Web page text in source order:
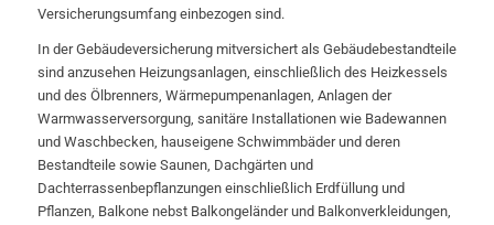
Versicherungsumfang einbezogen sind.
In der Gebäudeversicherung mitversichert als Gebäudebestandteile
sind anzusehen Heizungsanlagen, einschließlich des Heizkessels
und des Ölbrenners, Wärmepumpenanlagen, Anlagen der
Warmwasserversorgung, sanitäre Installationen wie Badewannen
und Waschbecken, hauseigene Schwimmbäder und deren
Bestandteile sowie Saunen, Dachgärten und
Dachterrassenbepflanzungen einschließlich Erdfüllung und
Pflanzen, Balkone nebst Balkongeländer und Balkonverkleidungen,